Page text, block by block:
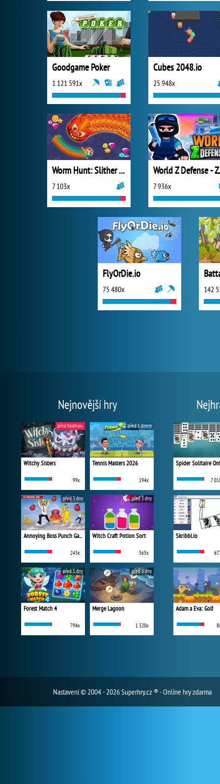
Goodgame Poker
1 121 591x
Cubes 2048.io
25 948x
Worm Hunt: Slither Snake
7 103x 7 936x
FlyOrDie.io
75 480x 142
Nejnovější hry
Witchy Sisters
99x
před hodinou
Tennis Masters 2026
194x
před 1 dnem
Annoying Boss Punch Game
243x
před 3 dny
Witch Craft Potion Sort
565x
před 3 dny
Forest Match 4
794x
před 5 dny
Merge Lagoon
1 320x
před 6 dny
Spider Solitaire
7
Skribbl.io
Adam a Eva: Golf
Nastavení© 2004 - 2026 Superhry.cz ® - Online hry zdarma